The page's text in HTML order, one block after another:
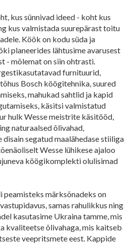
kus sünnivad ideed - koht kus
kus valmistada suurepärast toitu
Köök on kodu süda ja
planeerides lähtusime avarusest
- mõlemat on siin ohtrasti.
furnituurid,
Bosch köögitehnika, suured
mahukad sahtlid ja kapid
käsitsi valmistatud
hulk Wesse meistrite käsitööd,
naturaalsed õlivahad,
disain segatud maalähedase stiiliga
Wesse lühikese ajaloo
köögikomplekti olulisimad
peamisteks märksõnadeks on
samas rahulikkus ning
kasutasime Ukraina tamme, mis
kvaliteetse õlivahaga, mis kaitseb
veepritsmete eest. Kappide